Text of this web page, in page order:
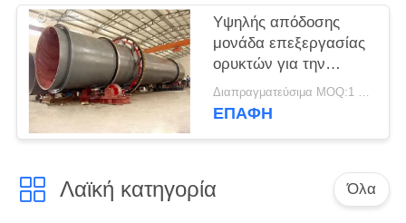
Υψηλής απόδοσης
μονάδα επεξεργασίας
ορυκτών για την
επεξεργασία μετάλλου
χρυσού/σιδήρου/
Διαπραγματεύσιμα MOQ:1 ομάδα
ΕΠΑΦΉ
Λαϊκή κατηγορία Όλα